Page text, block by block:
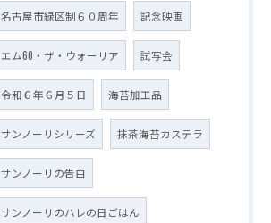
名古屋市緑区制６０周年 記念映画
エム60・ザ・ウォーリア 試写会
令和６年６月５日 海苔加工品
サンノーリシリーズ 抹茶海苔カステラ
サンノーリの告白
サンノーリのハレの日ごはん